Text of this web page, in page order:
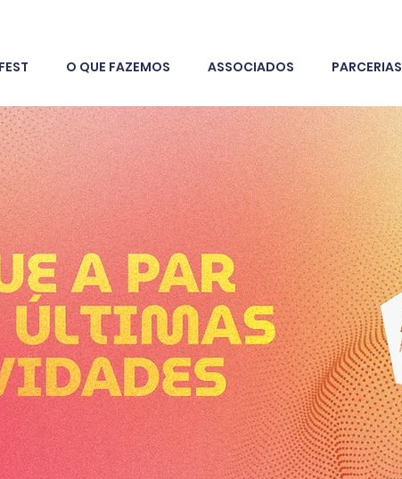
O QUE FAZEMOS ASSOCIADOS PARCERIAS